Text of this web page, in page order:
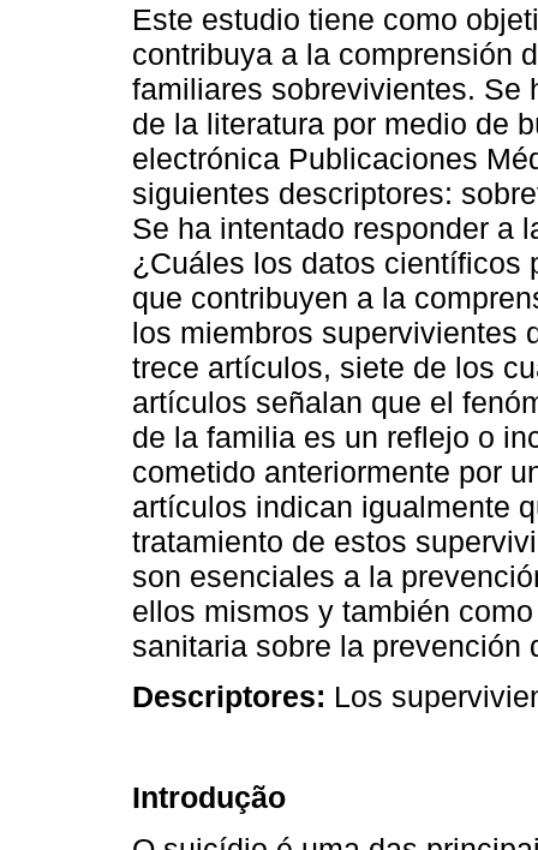
Este estudio tiene como
contribuya a la comprensión
familiares sobrevivientes. Se
de la literatura por medio de
electrónica Publicaciones
siguientes descriptores:
Se ha intentado responder a
¿Cuáles los datos científicos
que contribuyen a la
los miembros supervivientes
trece artículos, siete de los
artículos señalan que el
de la familia es un reflejo o
cometido anteriormente por
artículos indican igualmente
tratamiento de estos
son esenciales a la
ellos mismos y también
sanitaria sobre la prevención
Descriptores: Los
Introdução